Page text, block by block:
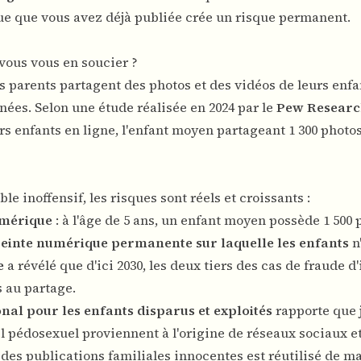
que vous avez déjà publiée crée un risque permanent.
vous en soucier ?
partagent des photos et des vidéos de leurs
Selon une étude réalisée en 2024 par le Pew
enfants en ligne, l'enfant moyen partageant 1 300
inoffensif, les risques sont réels et croissants :
: à l'âge de 5 ans, un enfant moyen possède 1 500
numérique permanente sur laquelle les enfants
a révélé que d'ici 2030, les deux tiers des cas de fraude
partage.
pour les enfants disparus et exploités rapporte que
proviennent à l'origine de réseaux sociaux
publications familiales innocentes est réutilisé de